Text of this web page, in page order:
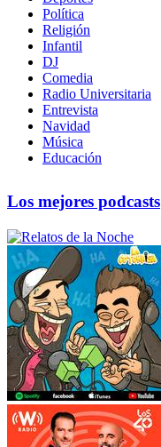
Política
Religión
Infantil
DJ
Comedia
Radio Universitaria
Entrevista
Navidad
Música
Educación
Los mejores podcasts